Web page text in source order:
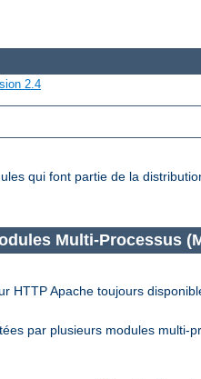
2.4
qui font partie de la
Multi-Processus
HTTP Apache toujours
par plusieurs modules multi-